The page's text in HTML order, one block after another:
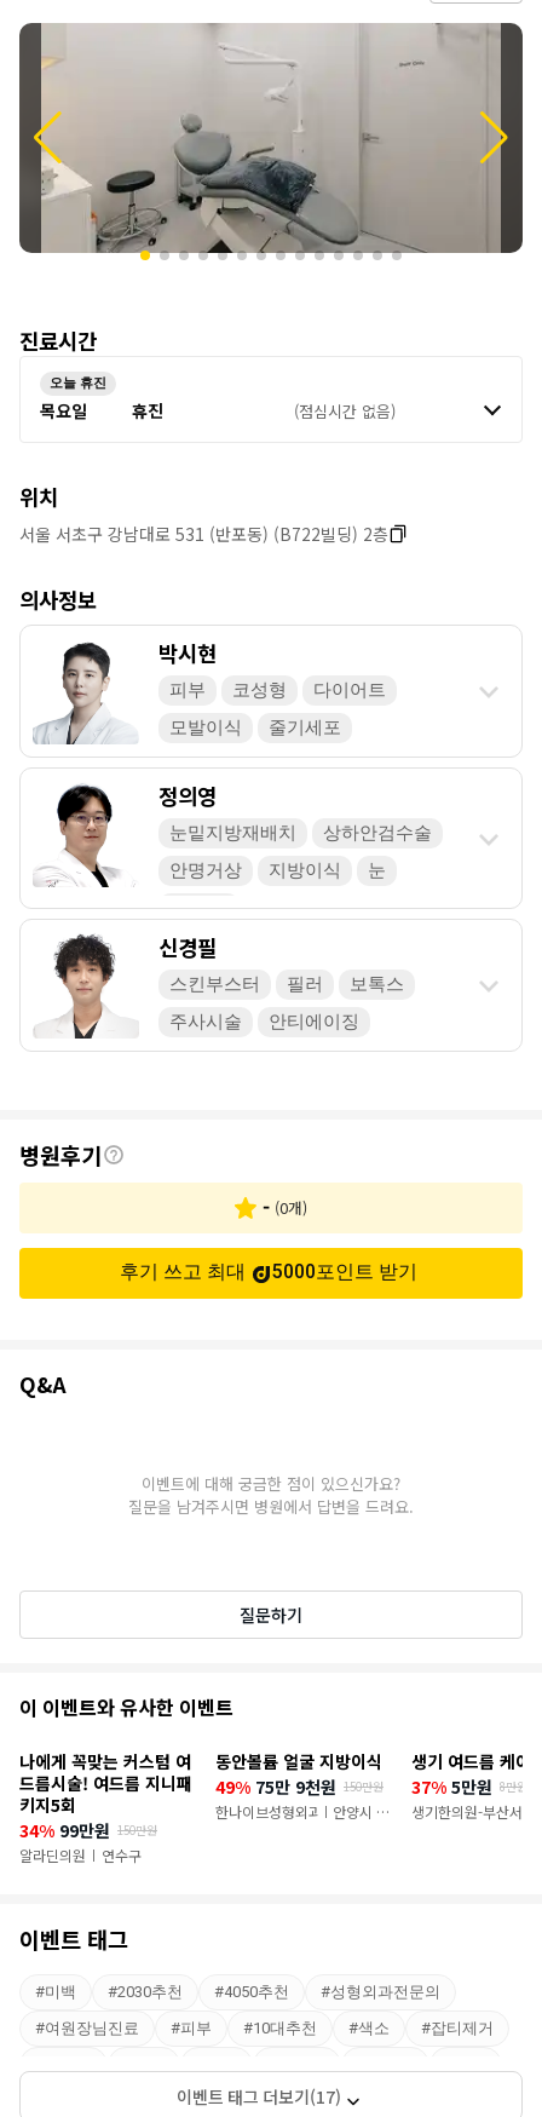
원
진료시간
오늘 휴진
목요일 휴진 (점심시간 없음)
위치
서울 서초구 강남대로 531 (반포동) (B722빌딩) 2층
의사정보
박시현
피부 코성형
다이어트
모발이식
줄기세포
정의영
눈밑지방재배치
상하안검수술
안명거상
지방이식
눈
코 성형
신경필
스킨부스터 필러
보톡스
주사시술
안티에이징
후
기
병원후기
- (0개)
후기 쓰고 최대 5000포인트 받기
Q&A
이벤트에 대해 궁금한 점이 있으신가요?
질문을 남겨주시면 병원에서 답변을 드려요.
질문하기
추
이
벤
트
이 이벤트와 유사한 이벤트
나에게 꼭맞는 커스텀 여
드름시술! 여드름 지니패
키지5회
34% 99만원 150만원
알라딘의원 | 연수구
동안볼륨 얼굴 지방이식
49% 75만 9천원 150만원
한나이브성형외과의원
|
안양시 만
생기 여드름 케어
37% 5만원 8만원
생기한의원-부산서면
이벤트 태그
#미백 #2030추천 #4050추천 #성형외과전문의
#여원장님진료 #피부 #10대추천 #색소 #잡티제거
이벤트 태그 더보기(17)